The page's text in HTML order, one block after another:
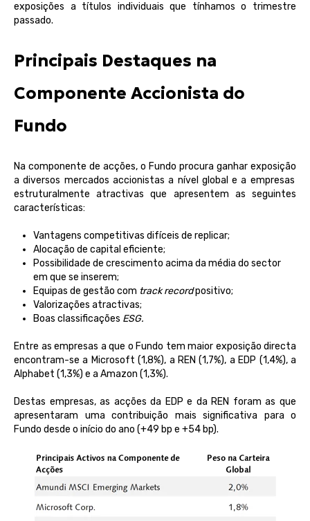
exposições a títulos individuais que tínhamos o trimestre
passado.
Principais Destaques na
Componente Accionista do
Fundo
Na componente de acções, o Fundo procura ganhar exposição
adiversos mercados accionistas a nível global e a empresas
estruturalmente
atractivas que apresentem asseguintes
características:
Vantagens competitivas difíceis de replicar;
Alocação de capital eficiente;
Possibilidade de crescimento acima da média do sector
em que se inserem;
Equipas de gestão com track recordpositivo;
Valorizações atractivas;
Boas classificações ESG.
Entre as empresas a que o Fundo tem maior exposição directa
encontram-se a Microsoft (1,8%), a REN (1,7%), a EDP (1,4%), a
Alphabet (1,3%) e a Amazon (1,3%).
Destas empresas, as acções da EDP e da REN foram as que
apresentaram
uma contribuição mais significativa para o
Fundo desde o início do ano (+49 bp e +54 bp).